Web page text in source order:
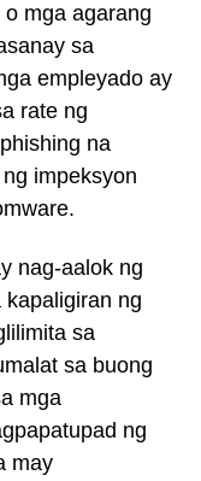
mga agarang
sa
empleyado ay
rate ng
na
impeksyon
nag-aalok ng
ng
sa
sa buong
mga
ng
may